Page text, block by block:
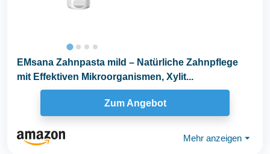
EMsana Zahnpasta mild – Natürliche Zahnpflege
mit Effektiven Mikroorganismen, Xylit...
Zum Angebot
Mehr anzeigen ⏷